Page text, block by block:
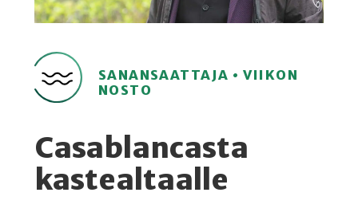
SANANSAATTAJA • VIIKON
NOSTO
Casablancasta
kastealtaalle